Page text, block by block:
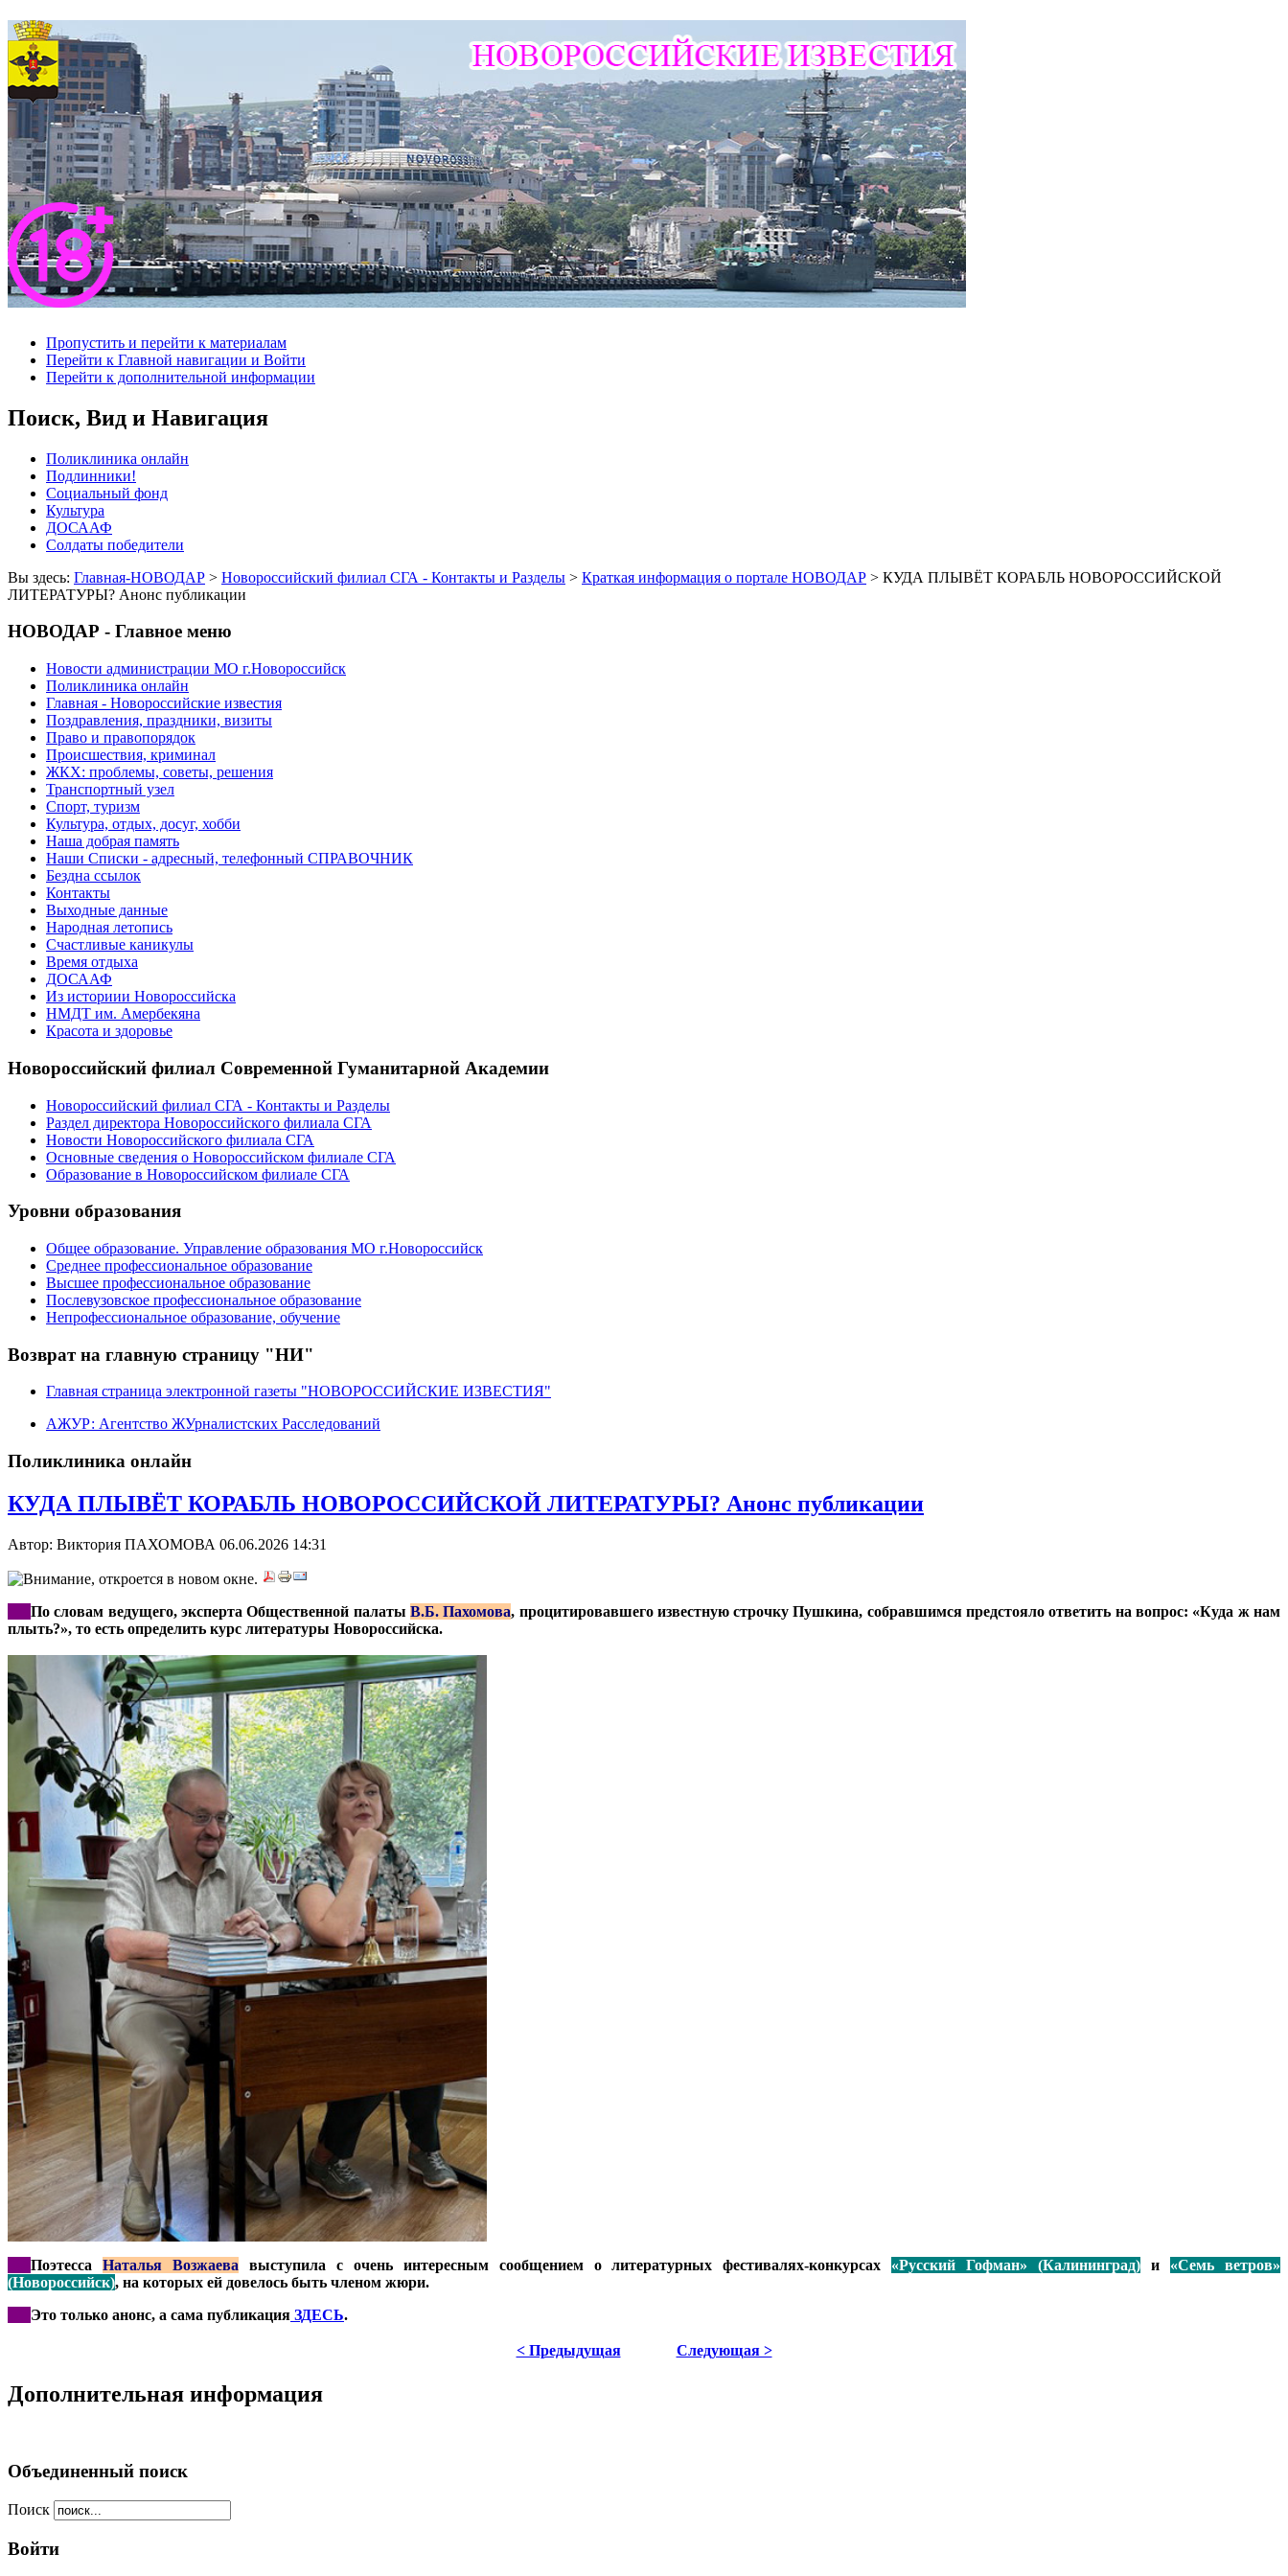
Пропустить и перейти к материалам
Перейти к Главной навигации и Войти
Перейти к дополнительной информации
Поиск, Вид и Навигация
Поликлиника онлайн
Подлинники!
Социальный фонд
Культура
ДОСААФ
Солдаты победители
Вы здесь: Главная-НОВОДАР > Новороссийский филиал СГА - Контакты и Разделы > Краткая информация о портале НОВОДАР > КУДА ПЛЫВЁТ КОРАБЛЬ НОВОРОССИЙСКОЙ
ЛИТЕРАТУРЫ? Анонс публикации
НОВОДАР - Главное меню
Новости администрации МО г.Новороссийск
Поликлиника онлайн
Главная - Новороссийские известия
Поздравления, праздники, визиты
Право и правопорядок
Происшествия, криминал
ЖКХ: проблемы, советы, решения
Транспортный узел
Спорт, туризм
Культура, отдых, досуг, хобби
Наша добрая память
Наши Списки - адресный, телефонный СПРАВОЧНИК
Бездна ссылок
Контакты
Выходные данные
Народная летопись
Счастливые каникулы
Время отдыха
ДОСААФ
Из историии Новороссийска
НМДТ им. Амербекяна
Красота и здоровье
Новороссийский филиал Современной Гуманитарной Академии
Новороссийский филиал СГА - Контакты и Разделы
Раздел директора Новороссийского филиала СГА
Новости Новороссийского филиала СГА
Основные сведения о Новороссийском филиале СГА
Образование в Новороссийском филиале СГА
Уровни образования
Общее образование. Управление образования МО г.Новороссийск
Среднее профессиональное образование
Высшее профессиональное образование
Послевузовское профессиональное образование
Непрофессиональное образование, обучение
Возврат на главную страницу "НИ"
Главная страница электронной газеты "НОВОРОССИЙСКИЕ ИЗВЕСТИЯ"
АЖУР: Агентство ЖУрналистских Расследований
Поликлиника онлайн
КУДА ПЛЫВЁТ КОРАБЛЬ НОВОРОССИЙСКОЙ ЛИТЕРАТУРЫ? Анонс публикации
Автор: Виктория ПАХОМОВА 06.06.2026 14:31
По словам ведущего, эксперта Общественной палаты В.Б. Пахомова, процитировавшего известную строчку Пушкина, собравшимся предстояло ответить на вопрос: «Куда ж нам
плыть?», то есть определить курс литературы Новороссийска.
Поэтесса Наталья Возжаева выступила с очень интересным сообщением о литературных фестивалях-конкурсах «Русский Гофман» (Калининград) и «Семь ветров»
(Новороссийск), на которых ей довелось быть членом жюри.
Это только анонс, а сама публикация ЗДЕСЬ.
< Предыдущая Следующая >
Дополнительная информация
Объединенный поиск
Поиск
Войти